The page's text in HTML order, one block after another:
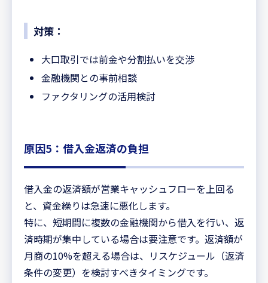
対策：
大口取引では前金や分割払いを交渉
金融機関との事前相談
ファクタリングの活用検討
原因5：借入金返済の負担
借入金の返済額が営業キャッシュフローを上回る
と、資金繰りは急速に悪化します。
特に、短期間に複数の金融機関から借入を行い、返
済時期が集中している場合は要注意です。返済額が
月商の10%を超える場合は、リスケジュール（返済
条件の変更）を検討すべきタイミングです。